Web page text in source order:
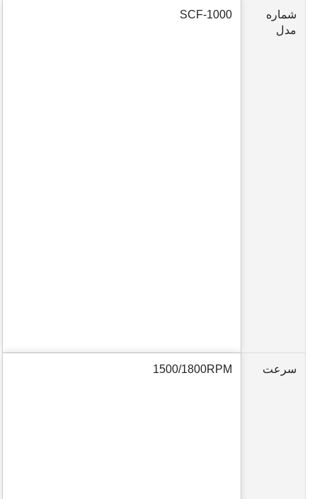
شماره
مدل
SCF-1000
سرعت 1500/1800RPM